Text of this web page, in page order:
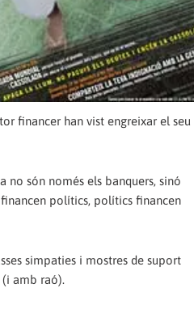
financer han vist engreixar el seu
no són només els banquers, sinó
polítics, polítics financen
simpaties i mostres de suport
amb raó).